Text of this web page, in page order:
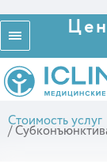
Стоимость услуг
/